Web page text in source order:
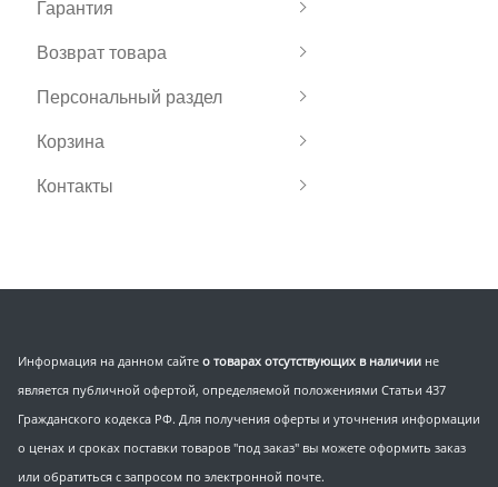
Гарантия
Возврат товара
Персональный раздел
Корзина
Контакты
Информация на данном сайте о товарах отсутствующих в наличии не
является публичной офертой, определяемой положениями Статьи 437
Гражданского кодекса РФ. Для получения оферты и уточнения информации
о ценах и сроках поставки товаров "под заказ" вы можете оформить заказ
или обратиться с запросом по электронной почте.